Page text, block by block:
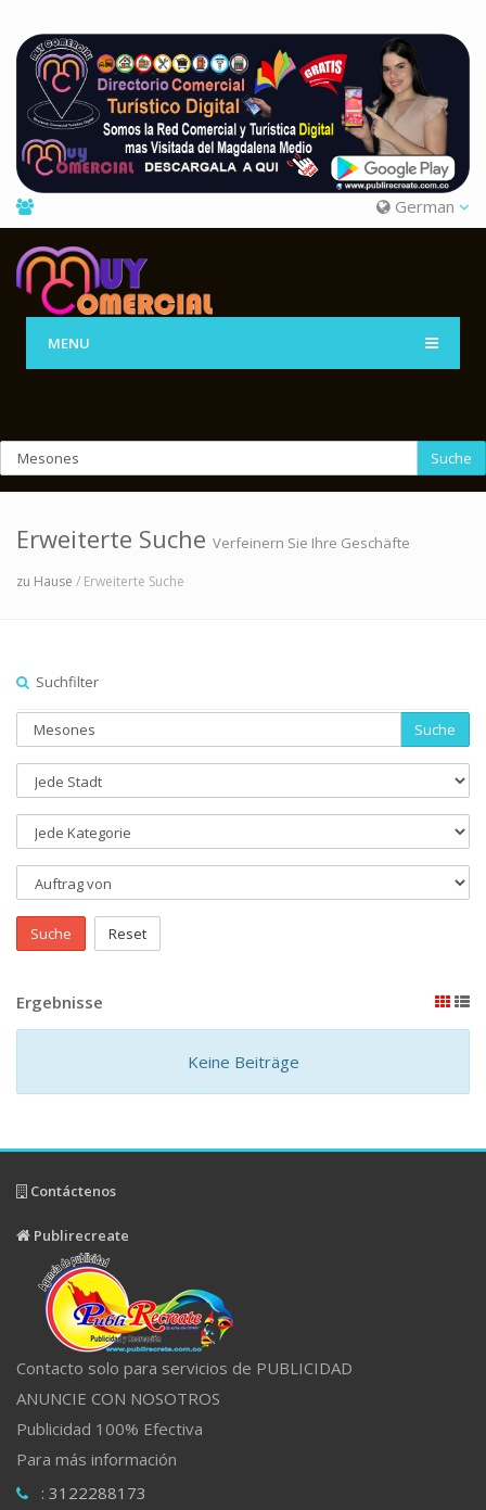
German
MENU
Suche
Erweiterte Suche Verfeinern Sie Ihre Geschäfte
zu Hause / Erweiterte Suche
Suchfilter
Suche
Suche Reset
Ergebnisse
Keine Beiträge
Contáctenos
Publirecreate
Contacto solo para servicios de PUBLICIDAD
ANUNCIE CON NOSOTROS
Publicidad 100% Efectiva
Para más información
: 3122288173